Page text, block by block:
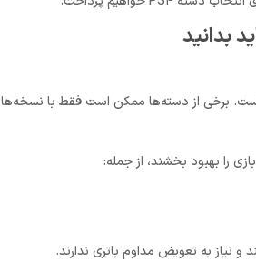
را بهبود بخشند، از جمله:
و نیاز به تعویض مداوم باتری ندارند.